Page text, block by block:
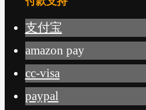
支付宝
amazon pay
cc-visa
paypal